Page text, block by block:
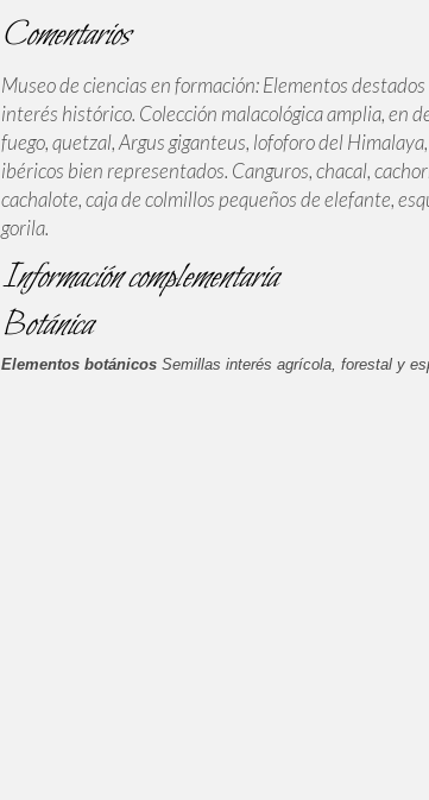
Comentarios
Museo de ciencias en formación: Elementos
interés histórico. Colección malacológica amplia, en
fuego, quetzal, Argus giganteus, lofoforo del
ibéricos bien representados. Canguros, chacal,
cachalote, caja de colmillos pequeños de elefante,
gorila.
Información complementaria
Botánica
Elementos botánicos Semillas interés agrícola, forestal y